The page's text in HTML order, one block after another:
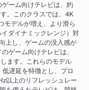
ーム向けテレビは、約
。このクラスでは、4K
モデルが増え、より滑ら
ダイナミックレンジ）対
上し、ゲームの没入感が
ゲーム向けテレビは、
ます。これらのモデル
遅延を特徴とし、プロ
以上のリフレッシュレー